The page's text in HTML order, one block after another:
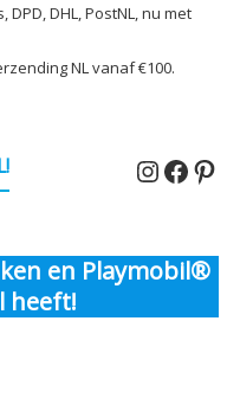
DHL, PostNL, nu met
NL vanaf €100.
en Playmobil®
heeft!